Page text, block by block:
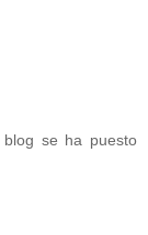
blog se ha puesto